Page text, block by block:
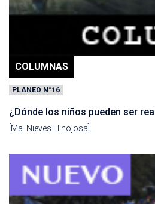
COLUMNAS
PLANEO N°16
¿Dónde los niños pueden ser
[Ma. Nieves Hinojosa]